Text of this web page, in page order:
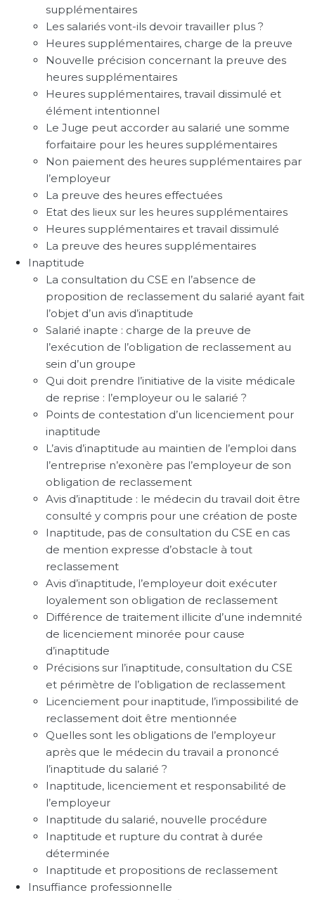
supplémentaires
Les salariés vont-ils devoir travailler plus ?
Heures supplémentaires, charge de la preuve
Nouvelle précision concernant la preuve des
heures supplémentaires
Heures supplémentaires, travail dissimulé et
élément intentionnel
Le Juge peut accorder au salarié une somme
forfaitaire pour les heures supplémentaires
Non paiement des heures supplémentaires par
l’employeur
La preuve des heures effectuées
Etat des lieux sur les heures supplémentaires
Heures supplémentaires et travail dissimulé
La preuve des heures supplémentaires
Inaptitude
La consultation du CSE en l’absence de
proposition de reclassement du salarié ayant fait
l’objet d’un avis d’inaptitude
Salarié inapte : charge de la preuve de
l’exécution de l’obligation de reclassement au
sein d’un groupe
Qui doit prendre l’initiative de la visite médicale
de reprise : l’employeur ou le salarié ?
Points de contestation d’un licenciement pour
inaptitude
L’avis d’inaptitude au maintien de l’emploi dans
l’entreprise n’exonère pas l’employeur de son
obligation de reclassement
Avis d’inaptitude : le médecin du travail doit être
consulté y compris pour une création de poste
Inaptitude, pas de consultation du CSE en cas
de mention expresse d’obstacle à tout
reclassement
Avis d’inaptitude, l’employeur doit exécuter
loyalement son obligation de reclassement
Différence de traitement illicite d’une indemnité
de licenciement minorée pour cause
d’inaptitude
Précisions sur l’inaptitude, consultation du CSE
et périmètre de l’obligation de reclassement
Licenciement pour inaptitude, l’impossibilité de
reclassement doit être mentionnée
Quelles sont les obligations de l’employeur
après que le médecin du travail a prononcé
l’inaptitude du salarié ?
Inaptitude, licenciement et responsabilité de
l’employeur
Inaptitude du salarié, nouvelle procédure
Inaptitude et rupture du contrat à durée
déterminée
Inaptitude et propositions de reclassement
Insuffiance professionnelle